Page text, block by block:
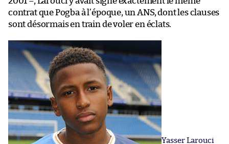
contrat que Pogba à l’époque, un ANS, dont les clauses
sont désormais en train de voler en éclats.
Yasser Larouci